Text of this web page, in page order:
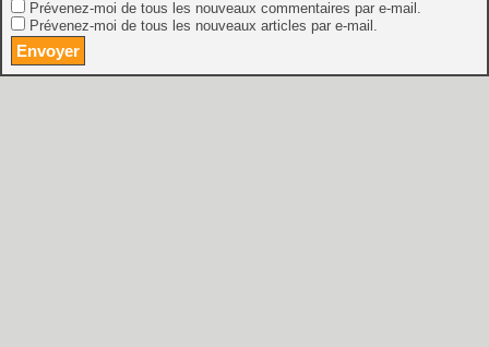
Prévenez-moi de tous les nouveaux commentaires par e-mail.
Prévenez-moi de tous les nouveaux articles par e-mail.